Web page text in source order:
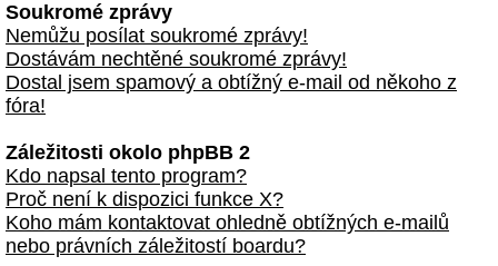
Soukromé zprávy
Nemůžu posílat soukromé zprávy!
Dostávám nechtěné soukromé zprávy!
Dostal jsem spamový a obtížný e-mail od někoho z
fóra!
Záležitosti okolo phpBB 2
Kdo napsal tento program?
Proč není k dispozici funkce X?
Koho mám kontaktovat ohledně obtížných e-mailů
nebo právních záležitostí boardu?